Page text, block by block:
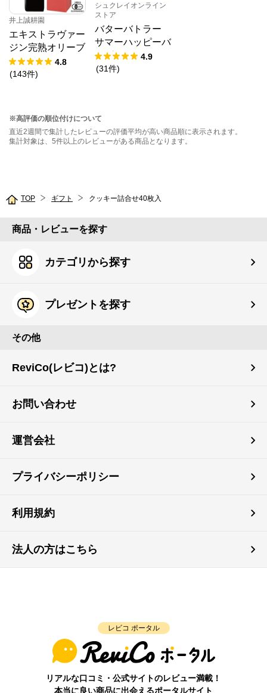
井上誠耕園
エキストラヴァー
ジン完熟オリーブ
オイル 180g4.8
(143件)
シュクレイオンライン
ストア
バターバトラー
サマーハッピーバ
ッグ2026 4.9
(31件)
※高評価の順位付けについて
直近2週間で集計したレビューの評価平均が高い商品順に表示されます。
集計対象は、5件以上のレビューがある商品となります。
TOP ギフト クッキー詰合せ40枚入
商品・レビューを探す
カテゴリから探す
プレゼントを探す
その他
ReviCo(レビコ)とは?
お問い合わせ
運営会社
プライバシーポリシー
利用規約
法人の方はこちら
レビコ ポータル
リアルな口コミ・公式サイトのレビュー満載！
本当に良い商品に出会えるポータルサイト